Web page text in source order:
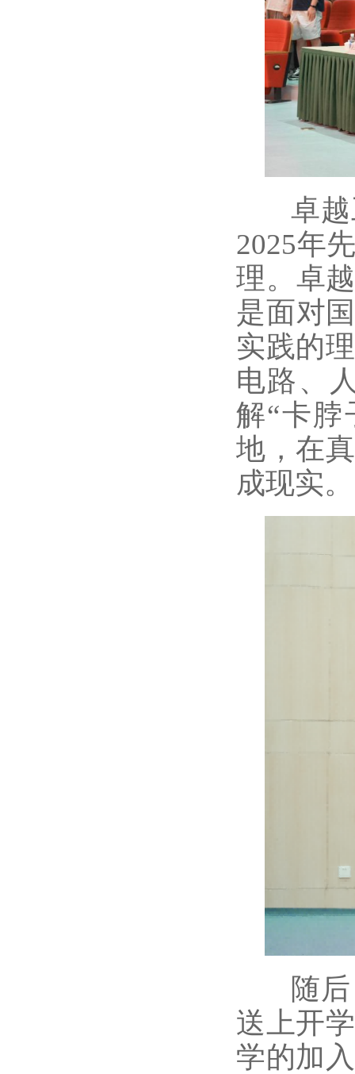
卓越
2025年
理。卓
是面对
实践的
电路、
解“卡脖
地，在
成现实
随后
送上开
学的加